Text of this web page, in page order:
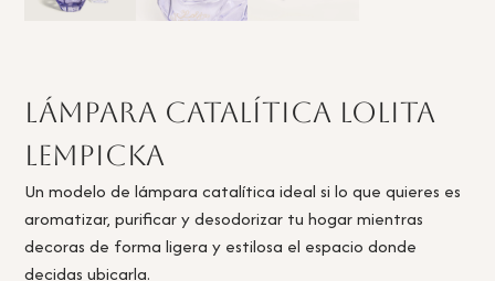
Lámpara Catalítica Lolita
Lempicka
Un modelo de lámpara catalítica ideal si lo que quieres es
aromatizar, purificar y desodorizar tu hogar mientras
decoras de forma ligera y estilosa el espacio donde
decidas ubicarla.